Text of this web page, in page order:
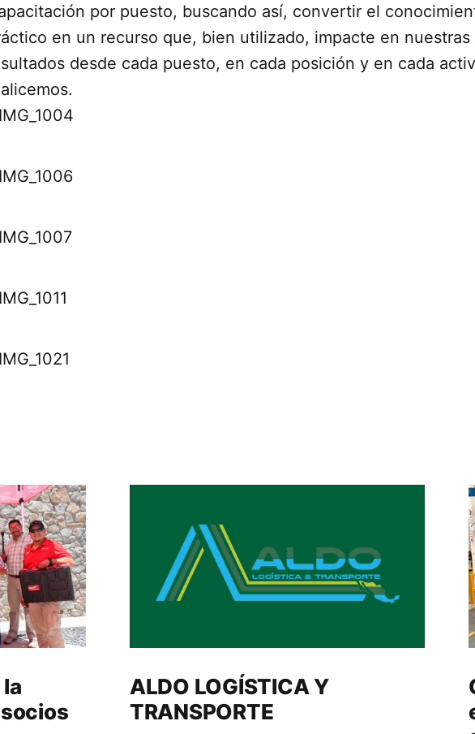
por puesto, buscando así, convertir el
en un recurso que, bien utilizado, impacte en nuestras
desde cada puesto, en cada posición y en cada
ALDO LOGÍSTICA Y
TRANSPORTE